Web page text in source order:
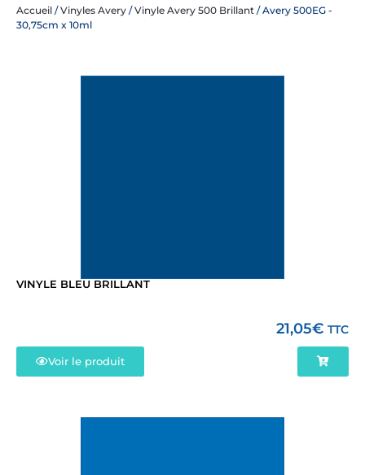
Accueil /Vinyles Avery /Vinyle Avery 500 Brillant / Avery 500EG -
30,75cm x 10ml
VINYLE BLEU BRILLANT
21,05€ TTC
Voir le produit